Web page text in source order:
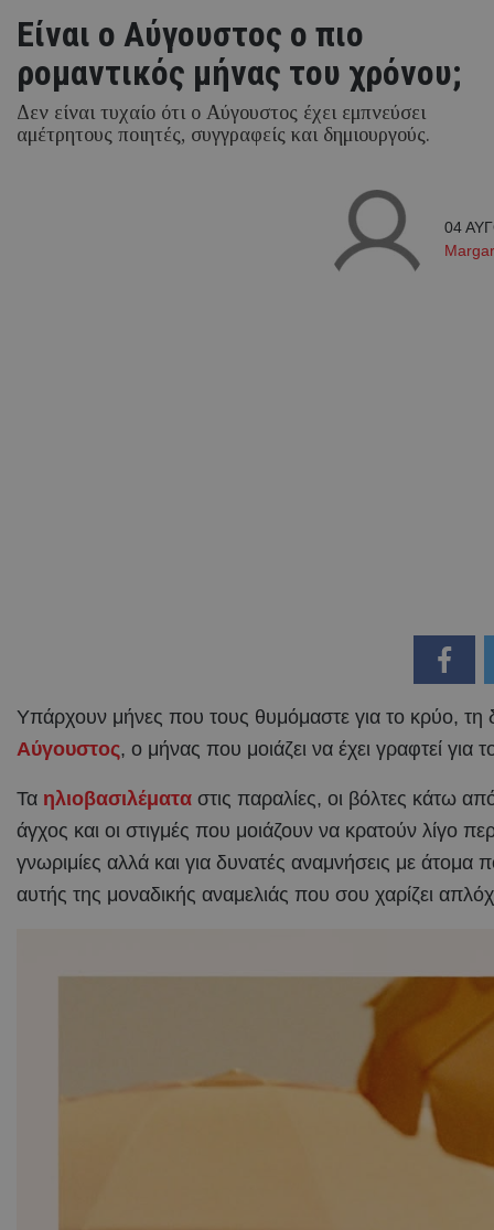
Eίναι ο Αύγουστος ο πιο
ρομαντικός μήνας του χρόνου;
Δεν είναι τυχαίο ότι ο Αύγουστος έχει εμπνεύσει
αμέτρητους ποιητές, συγγραφείς και δημιουργούς.
04
Yπάρχουν μήνες που τους θυμόμαστε για το κρύο, τη
Αύγουστος, ο μήνας που μοιάζει να έχει γραφτεί για
Τα ηλιοβασιλέματα στις παραλίες, οι βόλτες κάτω
άγχος και οι στιγμές που μοιάζουν να κρατούν λίγο
γνωριμίες αλλά και για δυνατές αναμνήσεις με
αυτής της μοναδικής αναμελιάς που σου χαρίζει